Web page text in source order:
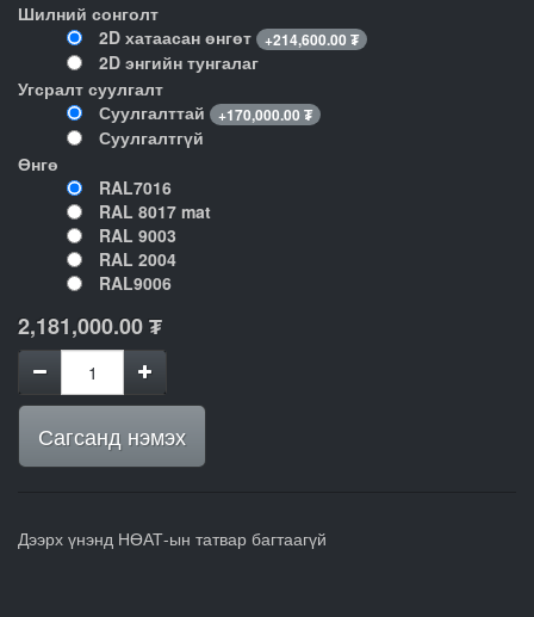
Шилний сонголт
2D хатаасан өнгөт
+214,600.00 ₮
2D энгийн тунгалаг
Угсралт суулгалт
Суулгалттай
+170,000.00 ₮
Суулгалтгүй
Өнгө
RAL7016
RAL 8017 mat
RAL 9003
RAL 2004
RAL9006
2,181,000.00₮
Сагсанд нэмэх
Дээрх үнэнд НӨАТ-ын татвар багтаагүй